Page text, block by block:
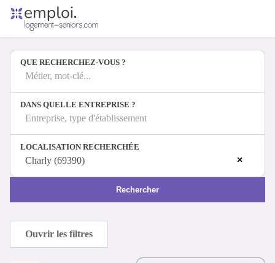
Offres d'emploi
Entreprises
Métiers
Se connecter
Espace candidat
Espace recruteur
QUE RECHERCHEZ-VOUS ?
Métier, mot-clé...
DANS QUELLE ENTREPRISE ?
Entreprise, type d'établissement
LOCALISATION RECHERCHÉE
×
Charly (69390)
Rechercher
Ouvrir les filtres